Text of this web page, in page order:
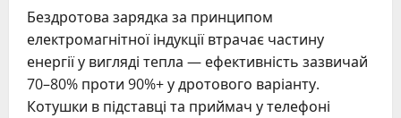
Бездротова зарядка за принципом
електромагнітної індукції втрачає частину
енергії у вигляді тепла — ефективність зазвичай
70–80% проти 90%+ у дротового варіанту.
Котушки в підставці та приймач у телефоні